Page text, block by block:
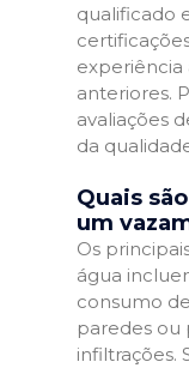
qualificado
experiência
anteriores.
avaliações
da
Quais
um
Os
água
consumo
paredes ou
infiltrações.